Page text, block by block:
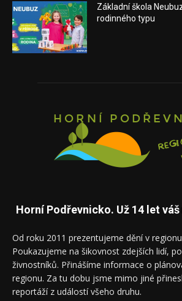
Základní škola
rodinného typu
Horní Podřevnicko. Už 14 let
Od roku 2011 prezentujeme dění v
Poukazujeme na šikovnost zdejších lidí,
živnostníků. Přinášíme informace o
regionu. Za tu dobu jsme mimo jiné
reportáží z událostí všeho druhu.